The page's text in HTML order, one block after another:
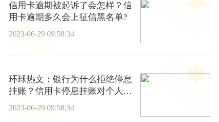
信用卡逾期被起诉了会怎样？信
用卡逾期多久会上征信黑名单?
2023-06-29 09:58:34
环球热文：银行为什么拒绝停息
挂账？信用卡停息挂账对个人的
2023-06-29 09:58:34